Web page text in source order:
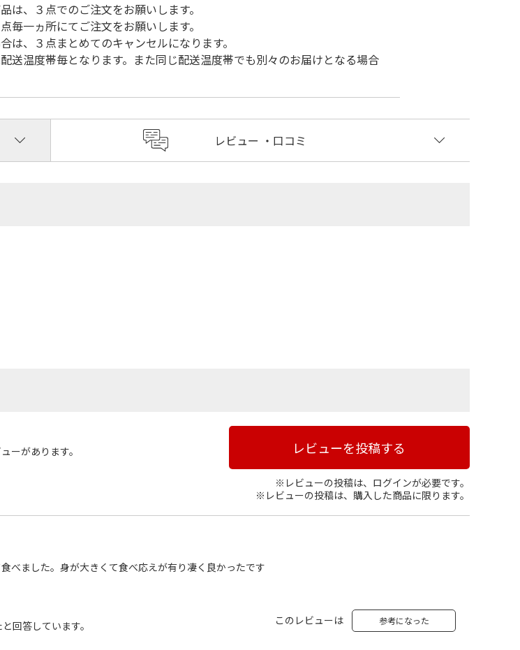
は、３点でのご注文をお願いします。
毎一ヵ所にてご注文をお願いします。
は、３点まとめてのキャンセルになります。
送温度帯毎となります。また同じ配送温度帯でも別々のお届けとなる場合
レビュー ・口コミ
ーがあります。 レビューを投稿する
※レビューの投稿は、ログインが必要です。
※レビューの投稿は、購入した商品に限ります。
べました。身が大きくて食べ応えが有り凄く良かったです
回答しています。 このレビューは 参考になった